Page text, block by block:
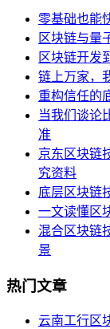
零基础也能
区块链与量
区块链开发
链上万家，
重构信任的
当我们谈论
准
京东区块链
究资料
底层区块链
一文读懂区
混合区块链
景
热门文章
云南工行区